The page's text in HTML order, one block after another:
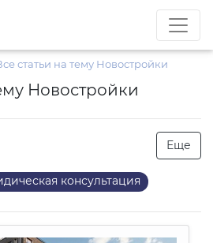
статьи на тему Новостройки
Новостройки
Еще
консультация
экспертов